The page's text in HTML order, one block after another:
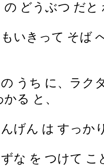
の どうぶつ だと
いきって そば
うち に、ラク
る と、
げん は すっか
な を つけて こ